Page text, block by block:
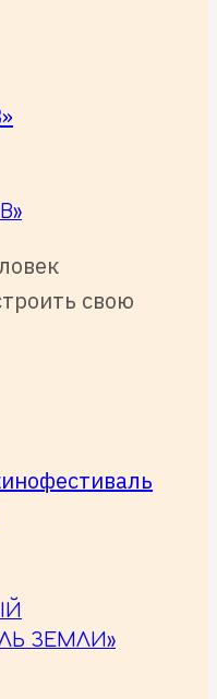
свою
ЗЕМЛИ»